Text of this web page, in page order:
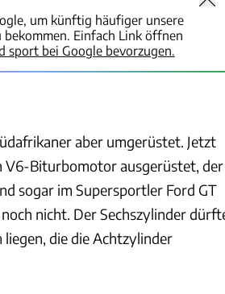
um künftig häufiger unsere
Einfach Link öffnen
sport bei Google bevorzugen.
aber umgerüstet. Jetzt
V6-Biturbomotor ausgerüstet, der
sogar im Supersportler Ford GT
nicht. Der Sechszylinder
liegen, die die Achtzylinder